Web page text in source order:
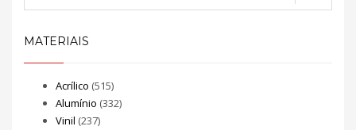
MATERIAIS
Acrílico (515)
Alumínio (332)
Vinil (237)